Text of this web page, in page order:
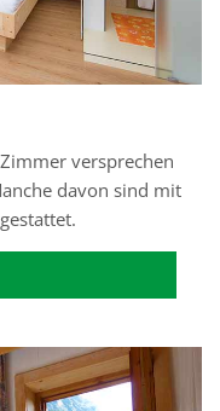
versprechen
davon sind mit